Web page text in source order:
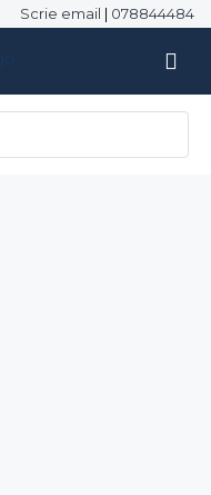
Scrie email | 078844484